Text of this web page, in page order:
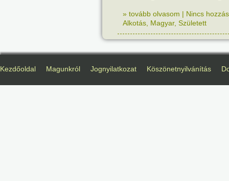
» tovább olvasom | Nincs
Alkotás Magyar, Született
Kezdőoldal Magunkról Jognyilatkozat Köszönetnyilvánítás